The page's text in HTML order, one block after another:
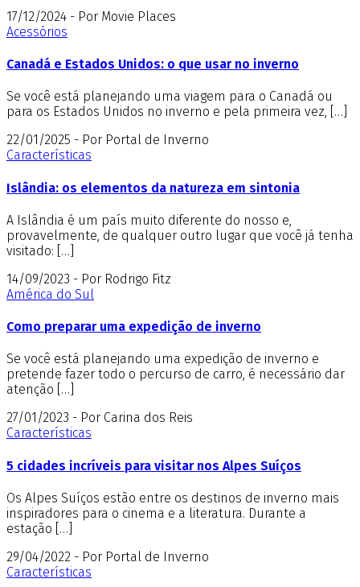
17/12/2024 - Por Movie Places
Acessórios
Canadá e Estados Unidos: o que usar no inverno
Se você está planejando uma viagem para o Canadá ou
para os Estados Unidos no inverno e pela primeira vez, […]
22/01/2025 - Por Portal de Inverno
Características
Islândia: os elementos da natureza em sintonia
A Islândia é um país muito diferente do nosso e,
provavelmente, de qualquer outro lugar que você já tenha
visitado: […]
14/09/2023 - Por Rodrigo Fitz
América do Sul
Como preparar uma expedição de inverno
Se você está planejando uma expedição de inverno e
pretende fazer todo o percurso de carro, é necessário dar
atenção […]
27/01/2023 - Por Carina dos Reis
Características
5 cidades incríveis para visitar nos Alpes Suíços
Os Alpes Suíços estão entre os destinos de inverno mais
inspiradores para o cinema e a literatura. Durante a
estação […]
29/04/2022 - Por Portal de Inverno
Características